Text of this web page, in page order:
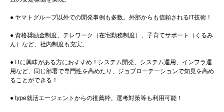
● ヤマトグループ以外での開発事例も多数。外部からも信頼されるIT技術！
● 資格奨励金制度、テレワーク（在宅勤務制度）、子育てサポート（くるみ
ん）など、社内制度も充実。
● ITに興味がある方におすすめ！システム開発、システム運用、インフラ運
用など、同じ部署で専門性を高めたり、ジョブローテーションで知見を高め
ることができる！
● type就活エージェントからの推薦枠。選考対策等も利用可能！